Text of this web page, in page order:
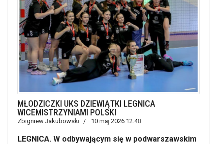
MŁODZICZKI UKS DZIEWIĄTKI LEGNICA
WICEMISTRZYNIAMI POLSKI
Zbigniew Jakubowski 10 maj 2026 12:40
LEGNICA. W odbywającym się w podwarszawskim